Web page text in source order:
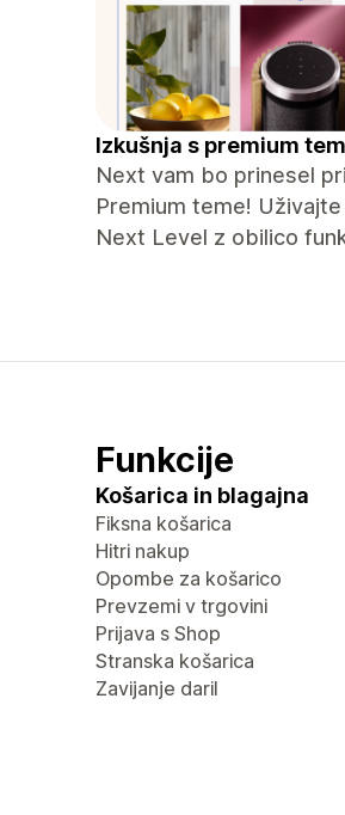
Izkušnja s premium
Next vam bo prinesel
Premium teme!
Next Level z obilico
Funkcije
Košarica in blagajna
Fiksna košarica
Hitri nakup
Opombe za košarico
Prevzemi v trgovini
Prijava s Shop
Stranska košarica
Zavijanje daril